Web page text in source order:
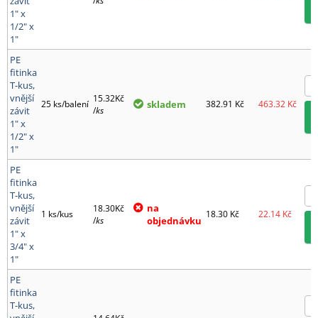
1" x
1/2" x
1"
PE
fitinka
T-kus,
vnější
závit
1" x
1/2" x
1"
25 ks/balení 15.32Kč
/ks skladem 382.91 Kč 463.32 Kč
PE
fitinka
T-kus,
vnější
závit
1" x
3/4" x
1"
1 ks/kus
18.30Kč
/ks
na
objednávku
18.30 Kč 22.14 Kč
PE
fitinka
T-kus,